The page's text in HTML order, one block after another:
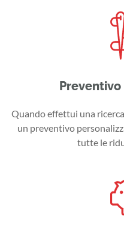
Quando effettui una
un preventivo
tutte le